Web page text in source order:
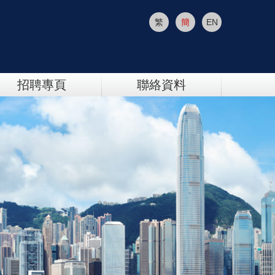
繁 簡 EN
招聘專頁 聯絡資料